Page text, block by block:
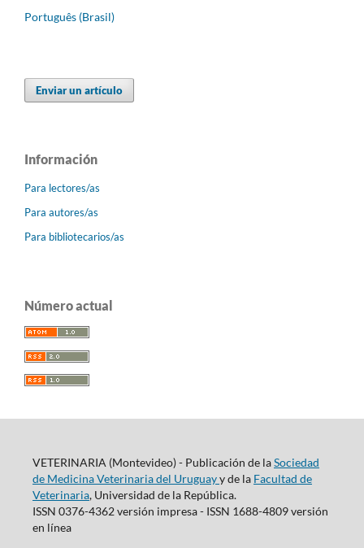
Português (Brasil)
Enviar un artículo
Información
Para lectores/as
Para autores/as
Para bibliotecarios/as
Número actual
VETERINARIA (Montevideo) - Publicación de laSociedad
de Medicina Veterinaria del Uruguayy de la Facultad de
Veterinaria, Universidad de la República.
ISSN 0376-4362 versión impresa - ISSN 1688-4809 versión
en línea